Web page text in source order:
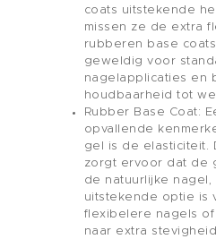
Thuis
coats uitstekende
missen ze de extra
rubberen base
geweldig voor
nagelapplicaties en
houdbaarheid tot
Rubber Base Coat:
opvallende
gel is de elasticiteit.
zorgt ervoor dat de
de natuurlijke
uitstekende optie is
flexibelere nagels
naar extra